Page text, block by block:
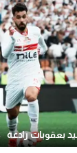
بعقوبات رادعة